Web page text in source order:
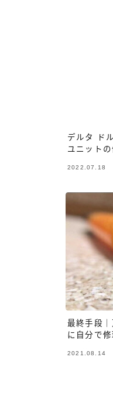
デルタ ド
ユニットの
2022.07.18
最終手段
に自分で
2021.08.14